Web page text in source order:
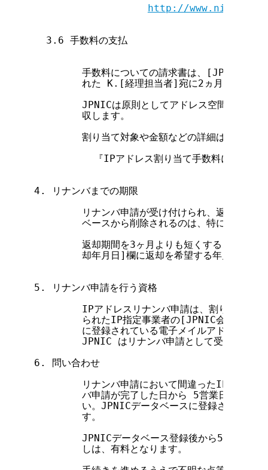
http://
  3.6 手数料の支払
手数料についての請求書は、[JPNIC会員
れた K.[経理担当者]宛に2ヵ月に一度
JPNICは原則としてアドレス空間を拡大す
        収します。
割り当て対象や金額などの詳細は下記の文
          『IPアドレス割り当て手数料について』
4. リナンバまでの期限
リナンバ申請が受け付けられ、返却され
ベースから削除されるのは、特に指定がな
返却期間を3ヶ月よりも短くすることを希
却年月日]欄に返却を希望する年月日を記
5. リナンバ申請を行う資格
IPアドレスリナンバ申請は、割り当てを行
られたIP指定事業者の[JPNIC会員情報
に登録されている電子メイルアドレスから
JPNIC はリナンバ申請として受け付けま
6. 問い合わせ
リナンバ申請において間違ったIPアドレス
バ申請が完了した日から 5営業日以内に下
い。JPNICデータベースに登録された後で
        す。
JPNICデータベース登録後から5営業日を
        しは、有料となります。